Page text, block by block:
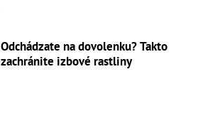
Odchádzate na dovolenku? Takto
zachránite izbové rastliny